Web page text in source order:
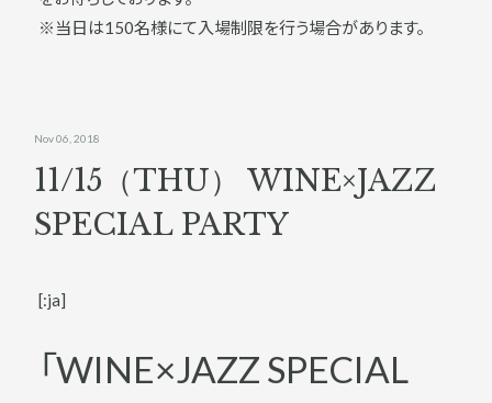
※当日は150名様にて入場制限を行う場合があります。
11/15（THU） WINE×JAZZ
SPECIAL PARTY
Nov 06, 2018
[:ja]
「WINE×JAZZ SPECIAL